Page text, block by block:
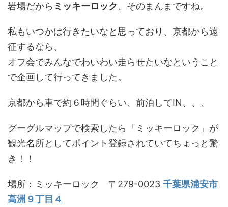
岩場だから ミッキーロック、そのまんまですね。
私もいつかは行きたいなと思っており、京都から遠
征するなら、
オフ会でみんなでわいわい走らせたいなということ
で企画して行ってきました。
京都から車で約６時間ぐらい、前泊してIN、、、
グーグルマップで検索したら「ミッキーロック」が
観光名所としてポイント登録されていてちょっと驚
き！！
場所：ミッキーロック 〒279-0023 千葉県浦安市
高洲９丁目４